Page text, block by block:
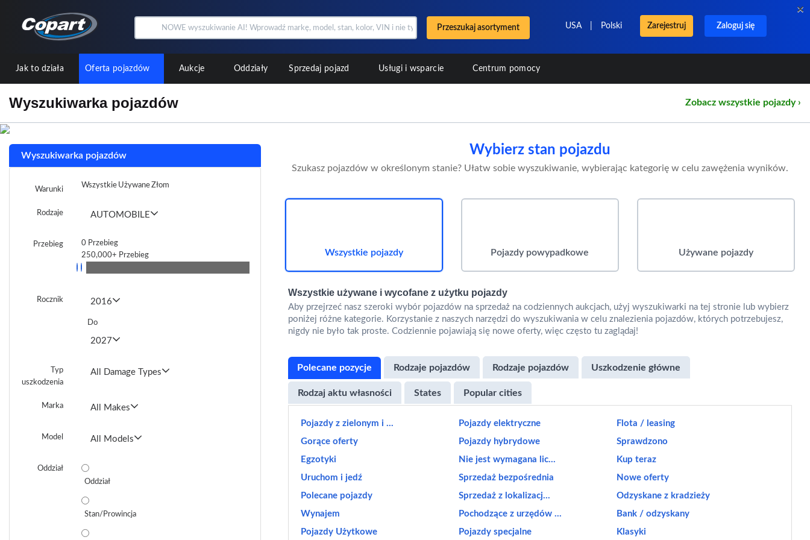
Przeszukaj asortyment USA Polski Zarejestruj Zaloguj się
Jak to działa Oferta pojazdów Aukcje Oddziały Sprzedaj pojazd Usługi i wsparcie Centrum pomocy
×
Wyszukiwarka pojazdów Zobacz wszystkie pojazdy ›
Wyszukiwarka pojazdów
Warunki
Wszystkie UżywaneZłom
Rodzaje AUTOMOBILE
Przebieg 0 Przebieg
250,000+ Przebieg
Rocznik 2016
Do
2027
Typ
uszkodzenia
All Damage Types
Marka All Makes
Model All Models
Oddział
Oddział
Stan/Prowincja
Wybierz stan pojazdu
Szukasz pojazdów w określonym stanie? Ułatw sobie wyszukiwanie, wybierając kategorię w celu zawężenia wyników.
Wszystkie pojazdy Pojazdy powypadkowe Używane pojazdy
Wszystkie używane i wycofane z użytku pojazdy
Aby przejrzeć nasz szeroki wybór pojazdów na sprzedaż na codziennych aukcjach, użyj wyszukiwarki na tej stronie lub wybierz
poniżej różne kategorie. Korzystanie z naszych narzędzi do wyszukiwania w celu znalezienia pojazdów, których potrzebujesz,
nigdy nie było tak proste. Codziennie pojawiają się nowe oferty, więc często tu zaglądaj!
Polecane pozycje Rodzaje pojazdów Rodzaje pojazdów Uszkodzenie główne
Rodzaj aktu własności States Popular cities
Pojazdy z zielonym i ... Pojazdy elektryczne
Flota / leasing
Gorące oferty
Pojazdy hybrydowe
Sprawdzono
Egzotyki
Nie jest wymagana lic...
Kup teraz
Uruchom i jedź
Sprzedaż bezpośrednia
Nowe oferty
Polecane pojazdy
Sprzedaż z lokalizacj...
Odzyskane z kradzieży
Wynajem
Pochodzące z urzędów ...
Bank / odzyskany
Pojazdy Użytkowe
Pojazdy specjalne Klasyki